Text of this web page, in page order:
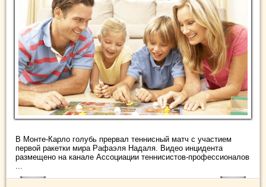
В Монте-Карло голубь прервал теннисный матч с участием
первой ракетки мира Рафаэля Надаля. Видео инцидента
размещено на канале Ассоциации теннисистов-профессионалов
...